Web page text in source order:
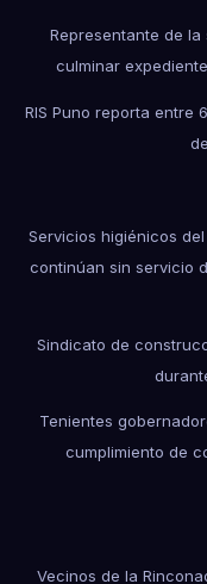
Representante de
culminar
RIS Puno reporta entre
Servicios higiénicos
continúan sin servicio
Sindicato de
Tenientes
cumplimiento de
Vecinos de la